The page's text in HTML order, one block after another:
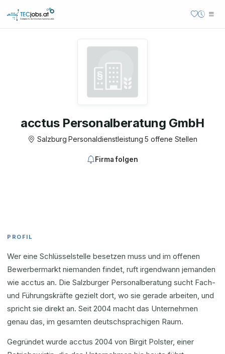
acctus Personalberatung GmbH
Salzburg·Personaldienstleistung·5 offene Stellen
Firma folgen
PROFIL
Wer eine Schlüsselstelle besetzen muss und im offenen
Bewerbermarkt niemanden findet, ruft irgendwann jemanden
wie acctus an. Die Salzburger Personalberatung sucht Fach-
und Führungskräfte gezielt dort, wo sie gerade arbeiten, und
spricht sie direkt an. Seit 2004 macht das Unternehmen
genau das, im gesamten deutschsprachigen Raum.
Gegründet wurde acctus 2004 von Birgit Polster, einer